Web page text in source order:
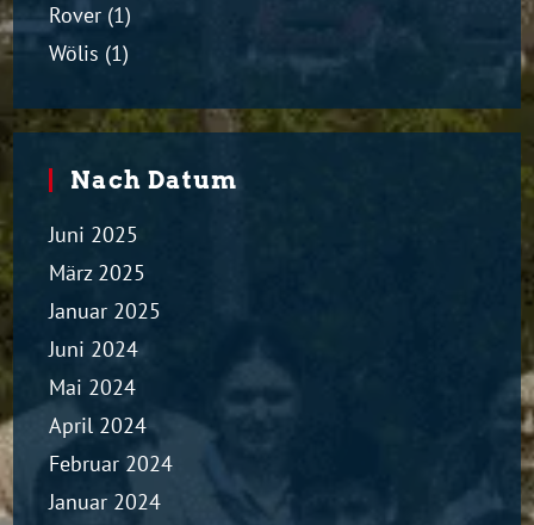
Rover (1)
Wölis (1)
Nach Datum
Juni 2025
März 2025
Januar 2025
Juni 2024
Mai 2024
April 2024
Februar 2024
Januar 2024